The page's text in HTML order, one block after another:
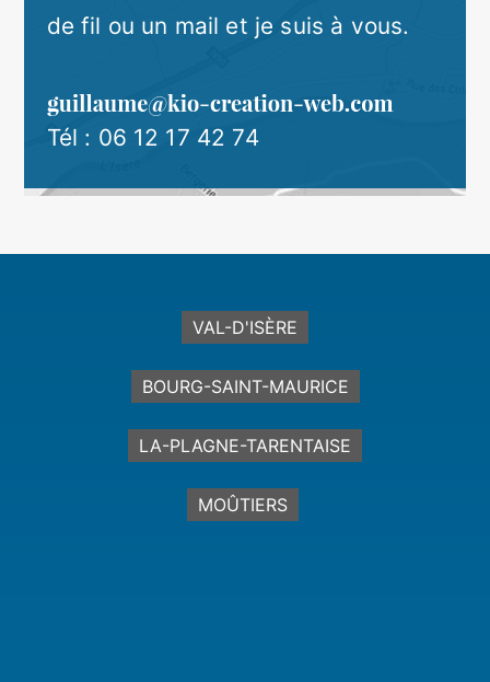
de fil ou un mail et je suis à vous.
Tél : 06 12 17 42 74
VAL-D'ISÈRE
BOURG-SAINT-MAURICE
LA-PLAGNE-TARENTAISE
MOÛTIERS